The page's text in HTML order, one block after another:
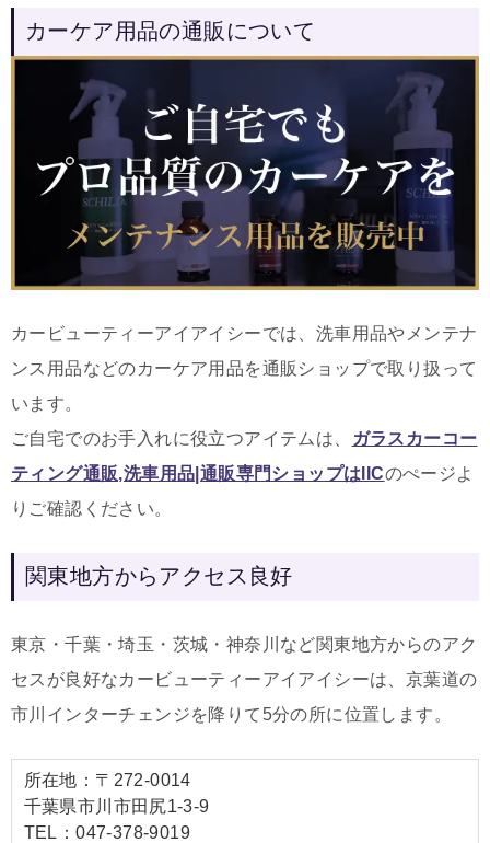
カーケア用品の通販について
カービューティーアイアイシーでは、洗車用品やメンテナ
ンス用品などのカーケア用品を通販ショップで取り扱って
います。
ご自宅でのお手入れに役立つアイテムは
ガラスカーコー
ティング通販,洗車用品|通販専門ショップはIICのぺージよ
りご確認ください。
関東地方からアクセス良好
東京・千葉・埼玉・茨城・神奈川など関東地方からのアク
セスが良好なカービューティーアイアイシーは、京葉道の
市川インターチェンジを降りて5分の所に位置します。
所在地：〒272-0014
千葉県市川市田尻1-3-9
TEL：047-378-9019